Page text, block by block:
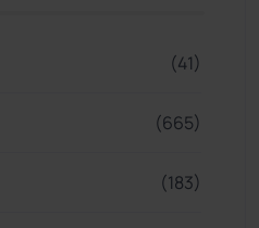
(41)
(665)
(183)